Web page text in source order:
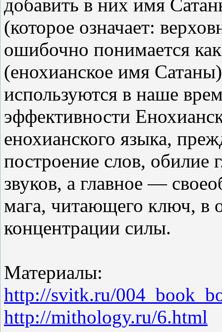
добавить в них имя
(которое означает:
ошибочно понимается
(енохианское имя
используются в наше
эффективности
енохианского языка,
построение слов, обилие
звуков, а главное —
мага, читающего ключ, в
концентрации силы.
Материалы:
http://svitk.ru/
http://mithology.ru/6.html